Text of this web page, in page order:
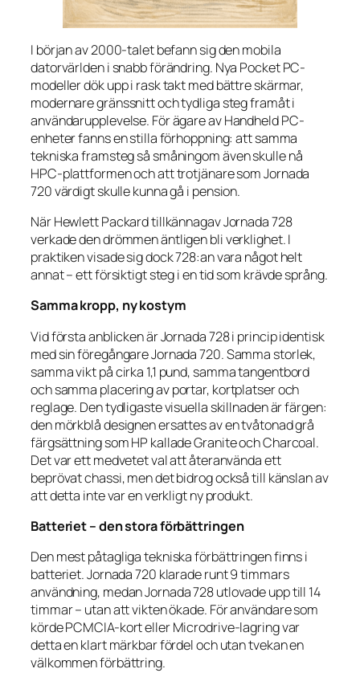
I början av 2000-talet befann sig den mobila
datorvärlden i snabb förändring. Nya Pocket PC-
modeller dök upp i rask takt med bättre skärmar,
modernare gränssnitt och tydliga steg framåt i
användarupplevelse. För ägare av Handheld PC-
enheter fanns en stilla förhoppning: att samma
tekniska framsteg så småningom även skulle nå
HPC-plattformen och att trotjänare som Jornada
720 värdigt skulle kunna gå i pension.
När Hewlett Packard tillkännagav Jornada 728
verkade den drömmen äntligen bli verklighet. I
praktiken visade sig dock 728:an vara något helt
annat – ett försiktigt steg i en tid som krävde språng.
Samma kropp, ny kostym
Vid första anblicken är Jornada 728 i princip identisk
med sin föregångare Jornada 720. Samma storlek,
samma vikt på cirka 1,1 pund, samma tangentbord
och samma placering av portar, kortplatser och
reglage. Den tydligaste visuella skillnaden är färgen:
den mörkblå designen ersattes av en tvåtonad grå
färgsättning som HP kallade Granite och Charcoal.
Det var ett medvetet val att återanvända ett
beprövat chassi, men det bidrog också till känslan av
att detta inte var en verkligt ny produkt.
Batteriet – den stora förbättringen
Den mest påtagliga tekniska förbättringen finns i
batteriet. Jornada 720 klarade runt 9 timmars
användning, medan Jornada 728 utlovade upp till 14
timmar – utan att vikten ökade. För användare som
körde PCMCIA-kort eller Microdrive-lagring var
detta en klart märkbar fördel och utan tvekan en
välkommen förbättring.